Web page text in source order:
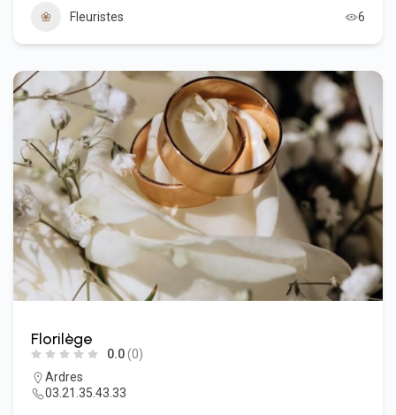
Fleuristes 6
Florilège
0.0(0)
Ardres
03.21.35.43.33